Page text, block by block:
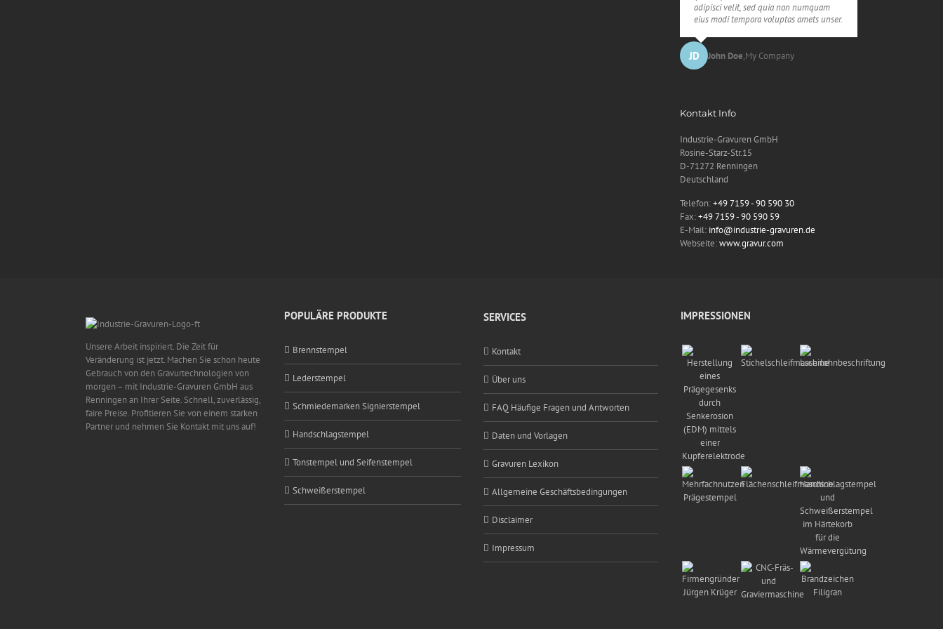
adipisci velit, sed quia non numquam
eius modi tempora voluptas amets unser.
JD John Doe,My Company
Kontakt Info
Industrie-Gravuren GmbH
Rosine-Starz-Str.15
D-71272 Renningen
Deutschland
Telefon:+49 7159 - 90 590 30
Fax:+49 7159 - 90 590 59
E-Mail: info@industrie-gravuren.de
Webseite:www.gravur.com
Unsere Arbeit inspiriert. Die Zeit für
Veränderung ist jetzt. Machen Sie schon heute
Gebrauch von den Gravurtechnologien von
morgen – mit Industrie-Gravuren GmbH aus
Renningen an Ihrer Seite. Schnell, zuverlässig,
faire Preise. Profitieren Sie von einem starken
Partner und nehmen Sie Kontakt mit uns auf!
POPULÄRE PRODUKTE
Brennstempel
Lederstempel
Schmiedemarken Signierstempel
Handschlagstempel
Tonstempel und Seifenstempel
Schweißerstempel
SERVICES
Kontakt
Über uns
FAQ Häufige Fragen und Antworten
Daten und Vorlagen
Gravuren Lexikon
Allgemeine Geschäftsbedingungen
Disclaimer
Impressum
IMPRESSIONEN